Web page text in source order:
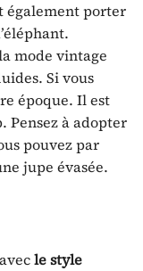
également porter
mode vintage
Si vous
époque. Il est
Pensez à adopter
pouvez par
jupe évasée.
le style